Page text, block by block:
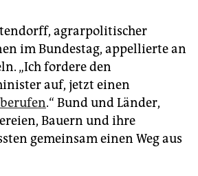
agrarpolitischer
im Bundestag, appellierte an
„Ich fordere den
auf, jetzt einen
.“ Bund und Länder,
Bauern und ihre
gemeinsam einen Weg aus